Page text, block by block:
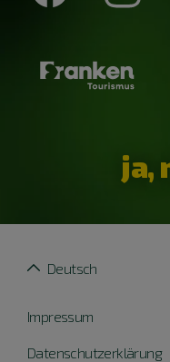
ja,
Impressum
Datenschutzerklärung
Deutsch